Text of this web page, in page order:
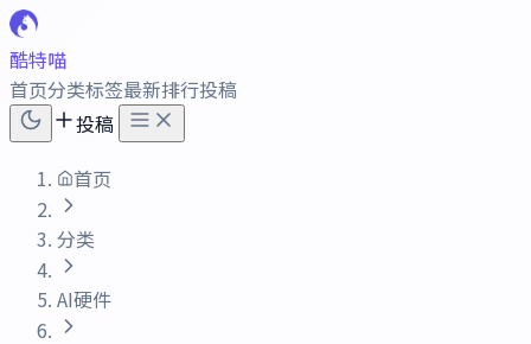
酷特喵
首页分类标签最新排行投稿
投稿
首页
分类
AI硬件